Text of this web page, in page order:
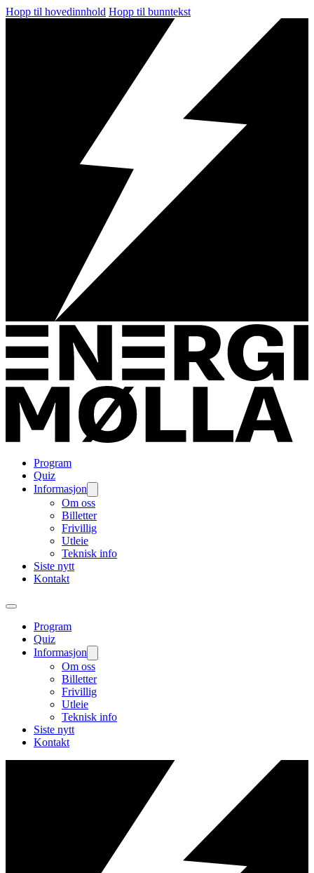
Hopp til hovedinnhold Hopp til bunntekst
Program
Quiz
Informasjon
Om oss
Billetter
Frivillig
Utleie
Teknisk info
Siste nytt
Kontakt
Program
Quiz
Informasjon
Om oss
Billetter
Frivillig
Utleie
Teknisk info
Siste nytt
Kontakt